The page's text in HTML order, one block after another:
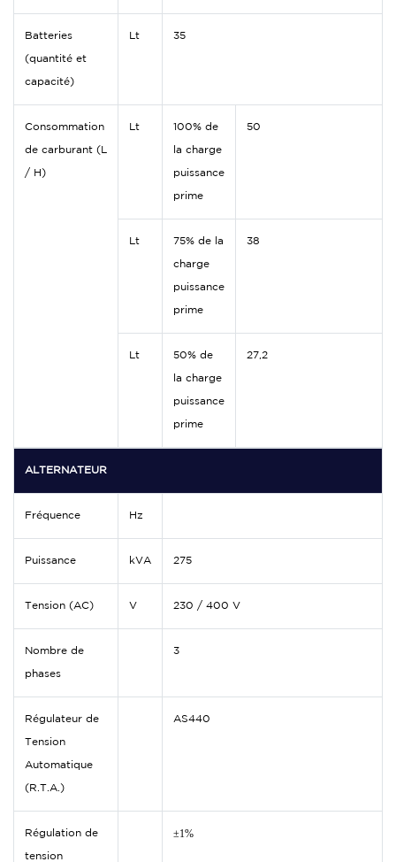
Batteries
(quantité et
capacité)
Lt 35
Consommation
de carburant (L
/ H)
Lt 100% de
la charge
puissance
prime
50
Lt 75% de la
charge
puissance
prime
38
Lt 50% de
la charge
puissance
prime
27,2
ALTERNATEUR
Fréquence Hz
Puissance kVA 275
Tension (AC) V 230 / 400 V
Nombre de
phases
3
Régulateur de
Tension
Automatique
(R.T.A.)
AS440
Régulation de
tension
±1%